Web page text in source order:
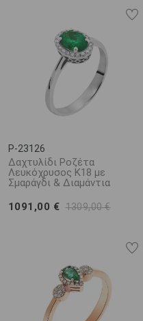
P-23126
Δαχτυλίδι Ροζέτα
Λευκόχρυσος Κ18 με
Σμαράγδι & Διαμάντια
1091,00 € 1309,00 €